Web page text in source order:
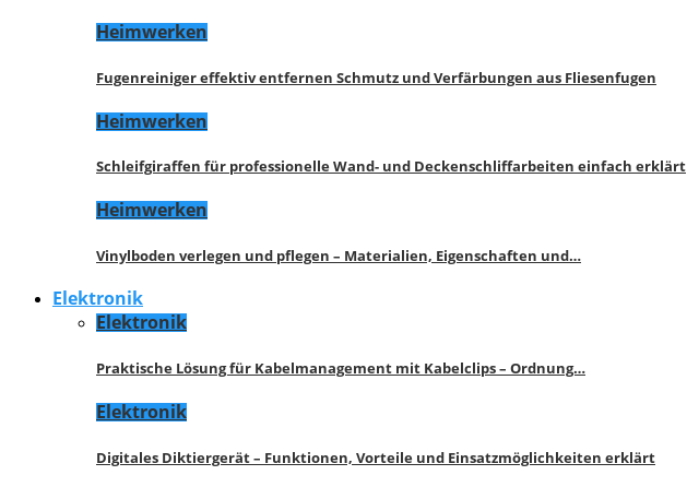
Heimwerken
Fugenreiniger effektiv entfernen Schmutz und Verfärbungen aus Fliesenfugen
Heimwerken
Schleifgiraffen für professionelle Wand- und Deckenschliffarbeiten einfach erklärt
Heimwerken
Vinylboden verlegen und pflegen – Materialien, Eigenschaften und…
Elektronik
Elektronik
Praktische Lösung für Kabelmanagement mit Kabelclips – Ordnung…
Elektronik
Digitales Diktiergerät – Funktionen, Vorteile und Einsatzmöglichkeiten erklärt